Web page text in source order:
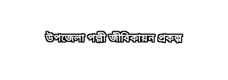
উপজেলা পল্লী জীবিকায়ন প্রকল্প